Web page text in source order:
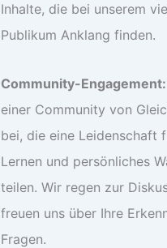
Inhalte, die bei unserem
Publikum Anklang finden.
Community-Engagement:
einer Community von
bei, die eine Leidenschaft
Lernen und persönliches
teilen. Wir regen zur
freuen uns über Ihre
Fragen.